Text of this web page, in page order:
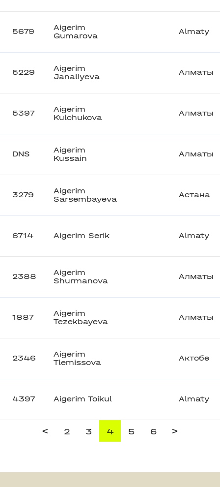
5679
Aigerim
Gumarova
Almaty
5229
Aigerim
Janaliyeva
Алматы
5397
Aigerim
Kulchukova
Алматы
DNS
Aigerim
Kussain
Алматы
3279
Aigerim
Sarsembayeva
Астана
6714 Aigerim Serik Almaty
2388
Aigerim
Shurmanova
Алматы
1887
Aigerim
Tezekbayeva
Алматы
2346
Aigerim
Tlemissova
Актобе
4397 Aigerim Toikul Almaty
< 2 3 4 5 6 >